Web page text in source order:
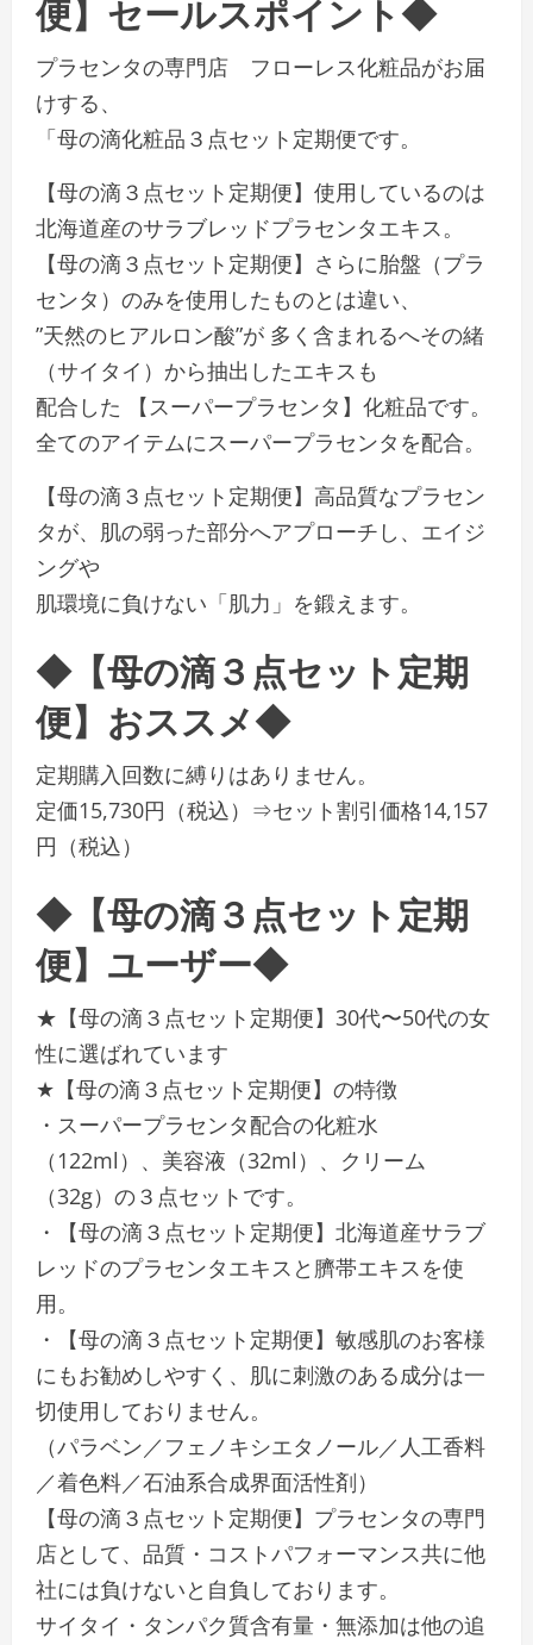
便】セールスポイント◆
プラセンタの専門店 フローレス化粧品がお届
けする、
「母の滴化粧品３点セット定期便です。
【母の滴３点セット定期便】使用しているのは
北海道産のサラブレッドプラセンタエキス。
【母の滴３点セット定期便】さらに胎盤（プラ
センタ）のみを使用したものとは違い、
”天然のヒアルロン酸”が 多く含まれるへその緒
（サイタイ）から抽出したエキスも
配合した 【スーパープラセンタ】化粧品です。
全てのアイテムにスーパープラセンタを配合。
【母の滴３点セット定期便】高品質なプラセン
タが、肌の弱った部分へアプローチし、エイジ
ングや
肌環境に負けない「肌力」を鍛えます。
◆【母の滴３点セット定期
便】おススメ◆
定期購入回数に縛りはありません。
定価15,730円（税込）⇒セット割引価格14,157
円（税込）
◆【母の滴３点セット定期
便】ユーザー◆
★【母の滴３点セット定期便】30代〜50代の女
性に選ばれています
★【母の滴３点セット定期便】の特徴
・スーパープラセンタ配合の化粧水
（122ml）、美容液（32ml）、クリーム
（32g）の３点セットです。
・【母の滴３点セット定期便】北海道産サラブ
レッドのプラセンタエキスと臍帯エキスを使
用。
・【母の滴３点セット定期便】敏感肌のお客様
にもお勧めしやすく、肌に刺激のある成分は一
切使用しておりません。
（パラベン／フェノキシエタノール／人工香料
／着色料／石油系合成界面活性剤）
【母の滴３点セット定期便】プラセンタの専門
店として、品質・コストパフォーマンス共に他
社には負けないと自負しております。
サイタイ・タンパク質含有量・無添加は他の追